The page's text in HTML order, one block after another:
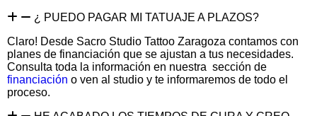
¿ PUEDO PAGAR MI TATUAJE A PLAZOS?
Claro! Desde Sacro Studio Tattoo Zaragoza contamos con
planes de financiación que se ajustan a tus necesidades.
Consulta toda la información en nuestra sección de
financiación o ven al studio y te informaremos de todo el
proceso.